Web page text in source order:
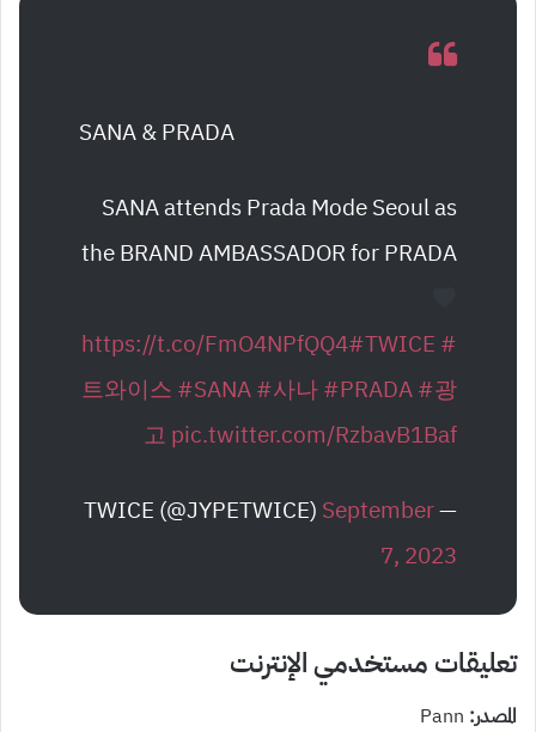
SANA & PRADA
SANA attends Prada Mode Seoul as
the BRAND AMBASSADOR for PRADA
https://t.co/FmO4NPfQQ4#TWICE #
트와이스 #SANA#사나#PRADA#광
고 pic.twitter.com/RzbavB1Baf
— TWICE (@JYPETWICE)
September
7, 2023
تعليقات مستخدمي الإنترنت
المصدر:
Pann